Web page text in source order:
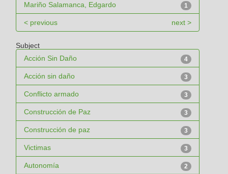
1
Mariño Salamanca, Edgardo
< previous next >
Subject
4
Acción Sin Daño
3
Acción sin daño
3
Conflicto armado
3
Construcción de Paz
3
Construcción de paz
3
Victimas
2
Autonomía